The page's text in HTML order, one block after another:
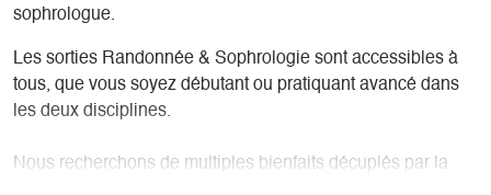
sophrologue.
Les sorties Randonnée & Sophrologie sont accessibles à
tous, que vous soyez débutant ou pratiquant avancé dans
les deux disciplines.
Nous recherchons de multiples bienfaits décuplés par la